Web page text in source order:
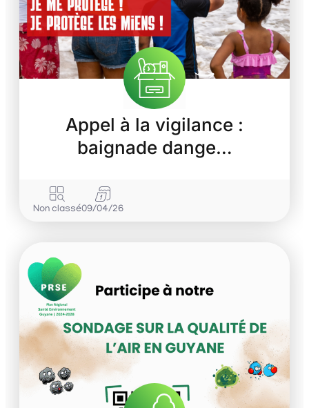
Appel à la vigilance :
baignade dange…
Non classé09/04/26